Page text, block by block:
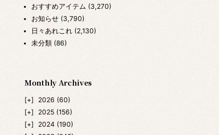
おすすめアイテム (3,270)
お知らせ(3,790)
日々あれこれ(2,130)
未分類(86)
Monthly Archives
2026 (60)
2025 (156)
2024 (190)